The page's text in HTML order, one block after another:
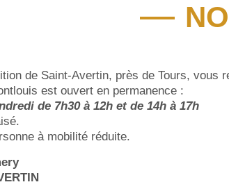
de Saint-Avertin, près de Tours, vous
est ouvert en permanence :
de 7h30 à 12h et de 14h à 17h
à mobilité réduite.